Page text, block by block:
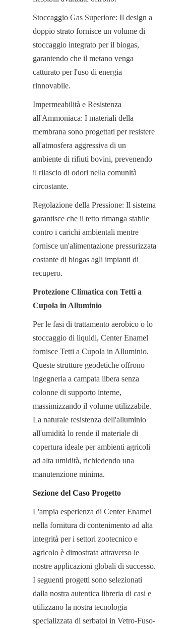
Stoccaggio Gas Superiore: Il design a
doppio strato fornisce un volume di
stoccaggio integrato per il biogas,
garantendo che il metano venga
catturato per l'uso di energia
rinnovabile.
Impermeabilità e Resistenza
all'Ammoniaca: I materiali della
membrana sono progettati per resistere
all'atmosfera aggressiva di un
ambiente di rifiuti bovini, prevenendo
il rilascio di odori nella comunità
circostante.
Regolazione della Pressione: Il sistema
garantisce che il tetto rimanga stabile
contro i carichi ambientali mentre
fornisce un'alimentazione pressurizzata
costante di biogas agli impianti di
recupero.
Protezione Climatica con Tetti a
Cupola in Alluminio
Per le fasi di trattamento aerobico o lo
stoccaggio di liquidi, Center Enamel
fornisce Tetti a Cupola in Alluminio.
Queste strutture geodetiche offrono
ingegneria a campata libera senza
colonne di supporto interne,
massimizzando il volume utilizzabile.
La naturale resistenza dell'alluminio
all'umidità lo rende il materiale di
copertura ideale per ambienti agricoli
ad alta umidità, richiedendo una
manutenzione minima.
Sezione del Caso Progetto
L'ampia esperienza di Center Enamel
nella fornitura di contenimento ad alta
integrità per i settori zootecnico e
agricolo è dimostrata attraverso le
nostre applicazioni globali di successo.
I seguenti progetti sono selezionati
dalla nostra autentica libreria di casi e
utilizzano la nostra tecnologia
specializzata di serbatoi in Vetro-Fuso-